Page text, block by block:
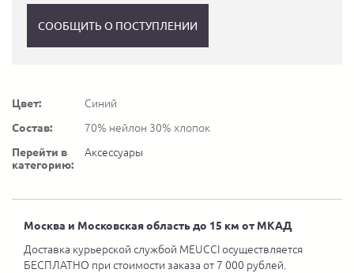
СООБЩИТЬ О ПОСТУПЛЕНИИ
Цвет:
Синий
Состав:
70% нейлон 30% хлопок
Перейти в
категорию:
Аксессуары
Москва и Московская область до 15 км от МКАД
Доставка курьерской службой MEUCCI осуществляется
БЕСПЛАТНО при стоимости заказа от 7 000 рублей.